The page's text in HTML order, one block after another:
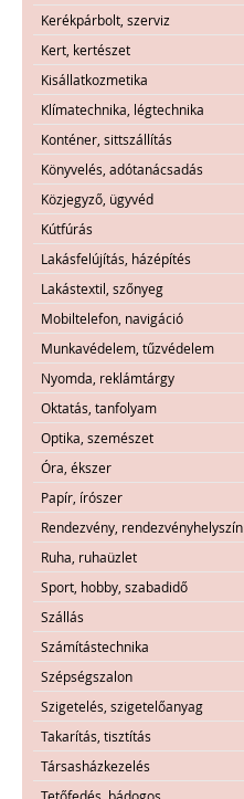
Kerékpárbolt, szerviz
Kert, kertészet
Kisállatkozmetika
Klímatechnika, légtechnika
Konténer, sittszállítás
Könyvelés, adótanácsadás
Közjegyző, ügyvéd
Kútfúrás
Lakásfelújítás, házépítés
Lakástextil, szőnyeg
Mobiltelefon, navigáció
Munkavédelem, tűzvédelem
Nyomda, reklámtárgy
Oktatás, tanfolyam
Optika, szemészet
Óra, ékszer
Papír, írószer
Rendezvény, rendezvényhelyszín
Ruha, ruhaüzlet
Sport, hobby, szabadidő
Szállás
Számítástechnika
Szépségszalon
Szigetelés, szigetelőanyag
Takarítás, tisztítás
Társasházkezelés
Tetőfedés, bádogos